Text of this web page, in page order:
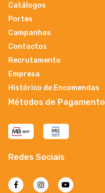
Catálogos
Portes
Campanhas
Contactos
Recrutamento
Empresa
Histórico de Encomendas
Métodos de Pagamento
Redes Sociais